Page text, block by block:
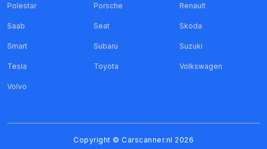
Polestar Porsche Renault
Saab Seat Skoda
Smart Subaru Suzuki
Tesla Toyota Volkswagen
Volvo
Copyright © Carscanner.nl 2026